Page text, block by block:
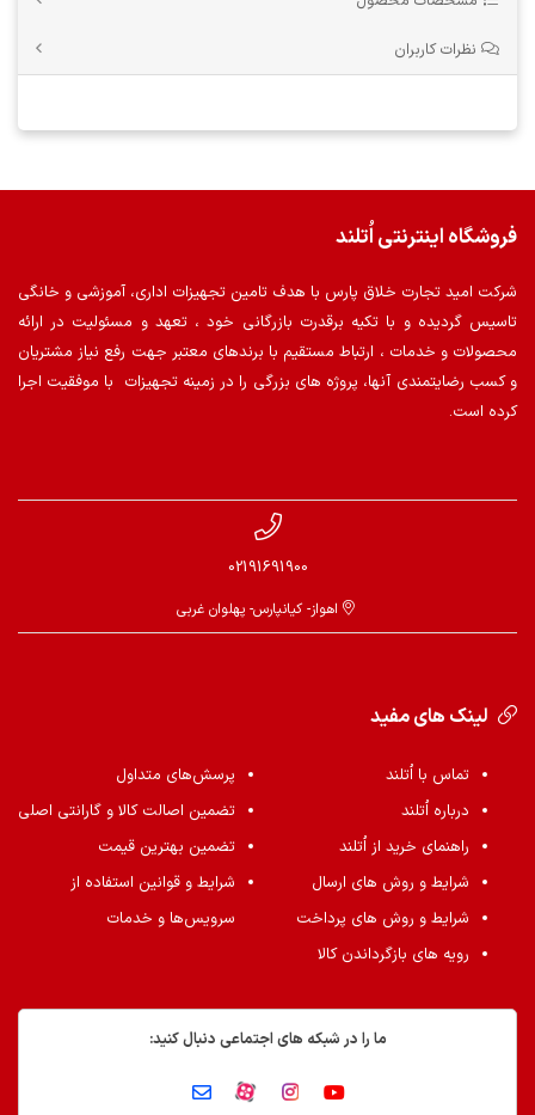
نظرات کاربران
فروشگاه اینترنتی اُتلند
شرکت امید تجارت خلاق پارس با هدف تامین تجهیزات اداری، آموزشی و خانگی
تاسیس گردیده و با تکیه برقدرت بازرگانی خود ، تعهد و مسئولیت در ارائه
محصولات و خدمات ، ارتباط مستقیم با برندهای معتبر جهت رفع نیاز مشتریان
و کسب رضایتمندی آنها، پروژه های بزرگی را در زمینه تجهیزات با موفقیت اجرا
کرده است.
02191691900
اهواز- کیانپارس- پهلوان غربی
لینک های مفید
تماس با اُتلند
درباره اُتلند
راهنمای خرید از اُتلند
شرایط و روش های ارسال
شرایط و روش های پرداخت
رویه های بازگرداندن کالا
پرسش‌های متداول
تضمین اصالت کالا و گارانتی اصلی
تضمین بهترین قیمت
شرایط و قوانین استفاده از
سرویس‌ها و خدمات
ما را در شبکه های اجتماعی دنبال کنید: